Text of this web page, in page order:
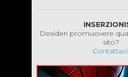
Desideri promuovere
sito?